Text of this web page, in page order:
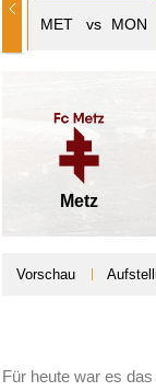
MET vs MON
Metz
Vorschau
Für heute war es